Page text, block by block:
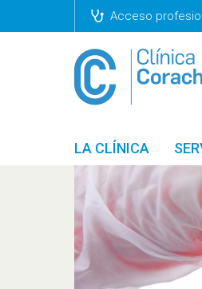
Acceso
LA CLÍNICA